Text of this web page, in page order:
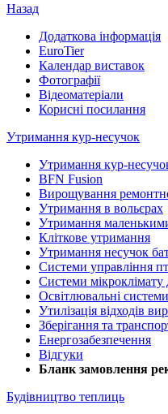
Назад
Додаткова інформація
EuroTier
Календар виставок
Фотографії
Відеоматеріали
Корисні посилання
Утримання кур-несучок
Утримання кур-
BFN Fusion
Вирощування
Утримання в вольєрах
Утримання
Кліткове утримання
Утримання несучок
Системи управління
Системи мікроклімату
Освітлювальні
Утилізація відходів
Зберігання та
Енергозабезпечення
Відгуки
Бланк замовлення
Будівництво теплиць